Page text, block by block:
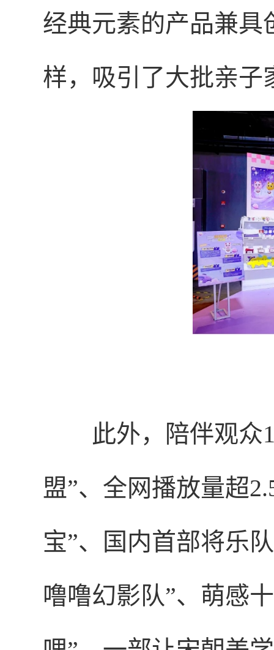
经典元素的产品兼具
样，吸引了大批亲子
此外，
陪伴观众
盟”、全网播放量超
宝”、国内首部将乐
噜噜幻影队”、萌感